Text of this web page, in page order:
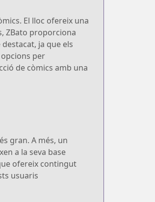
El lloc ofereix una
ZBato proporciona
ja que els
per
de còmics amb una
gran. A més, un
a la seva base
ofereix contingut
usuaris